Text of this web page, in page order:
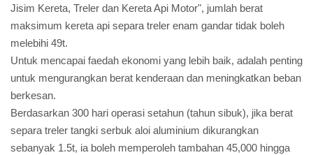
Jisim Kereta, Treler dan Kereta Api Motor", jumlah berat
maksimum kereta api separa treler enam gandar tidak boleh
melebihi 49t.
Untuk mencapai faedah ekonomi yang lebih baik, adalah penting
untuk mengurangkan berat kenderaan dan meningkatkan beban
berkesan.
Berdasarkan 300 hari operasi setahun (tahun sibuk), jika berat
separa treler tangki serbuk aloi aluminium dikurangkan
sebanyak 1.5t, ia boleh memperoleh tambahan 45,000 hingga